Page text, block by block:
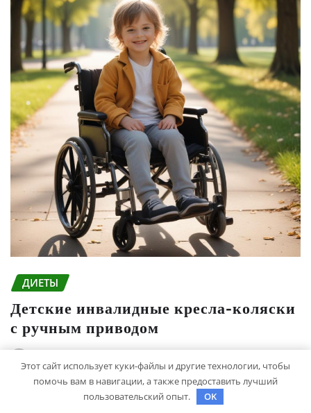
ДИЕТЫ
Детские инвалидные кресла-коляски
с ручным приводом
Этот сайт использует куки-файлы и другие технологии, чтобы
помочь вам в навигации, а также предоставить лучший
пользовательский опыт.
OK